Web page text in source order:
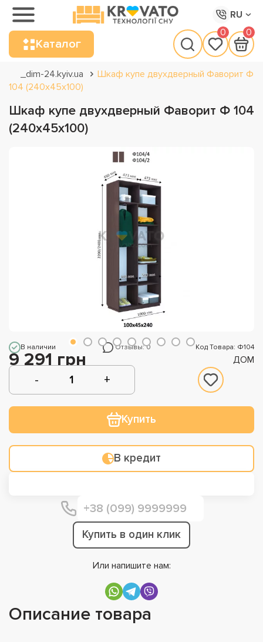
RU
Каталог
0 0
_dim-24.kyiv.ua
Шкаф купе двухдверный Фаворит Ф
104 (240х45х100)
Шкаф купе двухдверный Фаворит Ф 104
(240х45х100)
В наличии Отзывы: 0 Код Товара: Ф104
9 291 грн ДОМ
Купить
В кредит
Купить в один клик
Или напишите нам:
Описание товара